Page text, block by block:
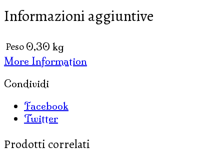
IN
MADREPERLA
CONCHIGLIETTE
quantità
Informazioni aggiuntive
Peso 0,30 kg
More Information
Condividi
Facebook
Twitter
Prodotti correlati